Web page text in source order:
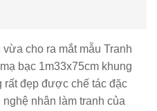
cho ra mắt mẫu Tranh
bạc 1m33x75cm khung
rất đẹp được chế tác đặc
nhân làm tranh của